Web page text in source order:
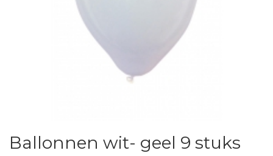
Ballonnen wit- geel 9 stuks